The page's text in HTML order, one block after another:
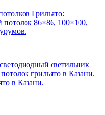
Грильято:
потолок 86×86, 100×100,
светильник
грильято в Казани.
в Казани.